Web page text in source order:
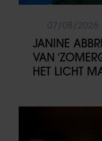
JANINE
VAN
HET LICHT